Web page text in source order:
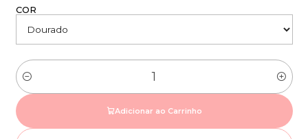
COR
Quantidade
Adicionar ao Carrinho